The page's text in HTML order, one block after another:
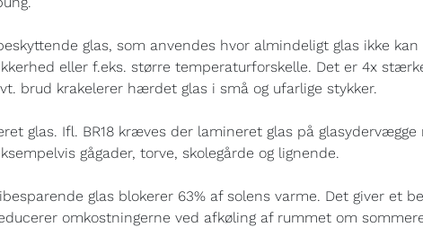
glas, som anvendes hvor almindeligt glas ikke
eller f.eks. større temperaturforskelle. Det er 4x
brud krakelerer hærdet glas i små og ufarlige stykker.
glas. Ifl. BR18 kræves der lamineret glas på glasydervægge
gågader, torve, skolegårde og lignende.
glas blokerer 63% af solens varme. Det giver et
omkostningerne ved afkøling af rummet om